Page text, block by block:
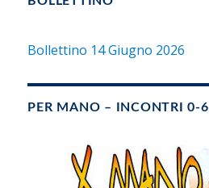
Bollettino 14 Giugno 2026
PER MANO – INCONTRI 0-6